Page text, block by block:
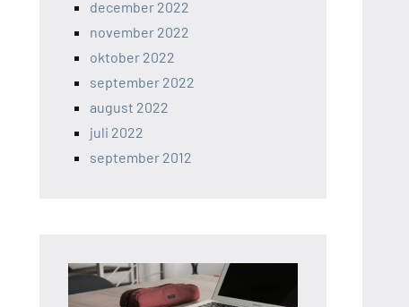
december 2022
november 2022
oktober 2022
september 2022
august 2022
juli 2022
september 2012